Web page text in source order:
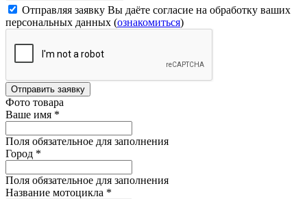
Отправляя заявку Вы даёте согласие на обработку ваших
персональных данных (ознакомиться)
Отправить заявку
Фото товара
Ваше имя *
Поля обязательное для заполнения
Город *
Поля обязательное для заполнения
Название мотоцикла *